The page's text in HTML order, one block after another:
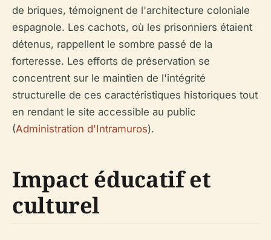
de briques, témoignent de l'architecture coloniale
espagnole. Les cachots, où les prisonniers étaient
détenus, rappellent le sombre passé de la
forteresse. Les efforts de préservation se
concentrent sur le maintien de l'intégrité
structurelle de ces caractéristiques historiques tout
en rendant le site accessible au public
(Administration d'Intramuros).
Impact éducatif et
culturel